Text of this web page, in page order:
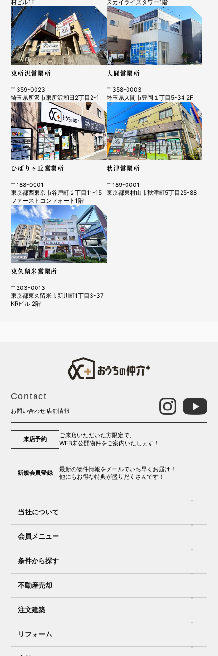
村ビル1F スカイライズタワー1階
東所沢営業所
〒359-0023
埼玉県所沢市東所沢和田2丁目2-1
入間営業所
〒358-0003
埼玉県入間市豊岡１丁目5-34 2F
ひばりヶ丘営業所
〒188-0001
東京都西東京市谷戸町２丁目11-15
ファーストコンフォート1階
秋津営業所
〒189-0001
東京都東村山市秋津町5丁目25-88
東久留米営業所
〒203-0013
東京都東久留米市新川町1丁目3-37
KRビル 2階
Contact
お問い合わせ店舗情報
来店予約
ご来店いただいた方限定で、
WEB未公開物件をご案内いたします！
新規会員登録
最新の物件情報をメールでいち早くお届け！
他にもお得な特典が盛りだくさんです！
当社について
会員メニュー
条件から探す
不動産売却
注文建築
リフォーム